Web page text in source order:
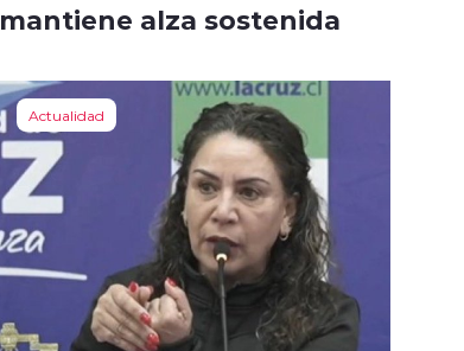
mantiene alza sostenida
Actualidad